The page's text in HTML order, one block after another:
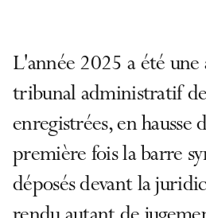
L'année 2025 a été
tribunal administratif
enregistrées, en
première fois la barre
déposés devant la